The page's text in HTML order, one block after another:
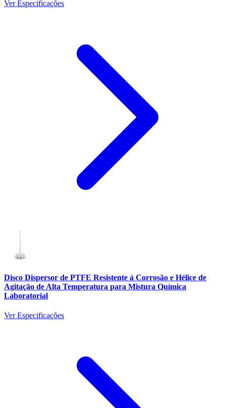
Ver Especificações
Disco Dispersor de PTFE Resistente à Corrosão e Hélice de
Agitação de Alta Temperatura para Mistura Química
Laboratorial
Ver Especificações